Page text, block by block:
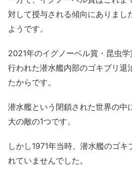
対して授与される傾向にありまし
ようです。
2021年のイグノーベル賞・昆虫
行われた潜水艦内部のゴキブリ退
たからです。
潜水艦という閉鎖された世界の中
大の敵の1つです。
しかし1971年当時、潜水艦のゴキ
れていませんでした。